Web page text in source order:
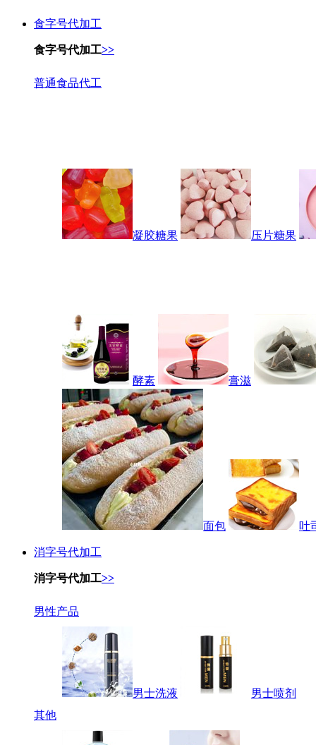
食字号代加工
食字号代加工>>
普通食品代工
凝胶糖果 压片糖果
酵素 膏滋
面包 吐
消字号代加工
消字号代加工>>
男性产品
男士洗液
男士喷剂
其他